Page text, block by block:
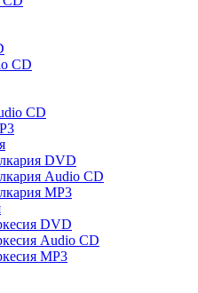
CD
CD
DVD
Audio CD
MP3
DVD
Audio CD
MP3